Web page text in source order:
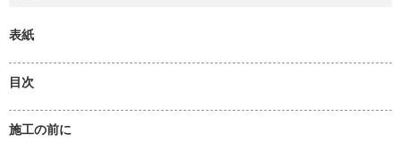
表紙
目次
施工の前に